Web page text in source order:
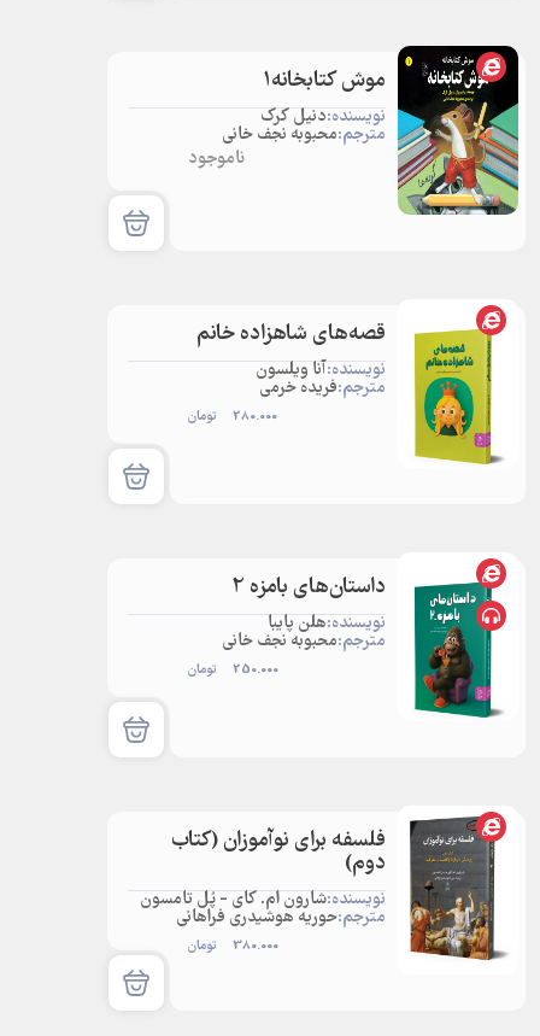
موش کتابخانه1
نویسنده:دنیل کرک
مترجم:محبوبه نجف خانی
ناموجود
قصه‌های شاهزاده خانم
نویسنده:آنا ویلسون
مترجم:فریده خرمی
280.000 تومان
داستان‌های بامزه 2
نویسنده:هلن پایبا
مترجم:محبوبه نجف خانی
250.000 تومان
فلسفه برای نوآموزان (کتاب
دوم)
نویسنده:شارون ام. کای - پُل تامسون
مترجم:حوریه هوشیدری فراهانی
380.000 تومان